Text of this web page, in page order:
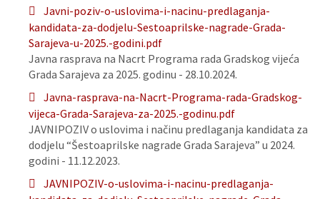
Javni-poziv-o-uslovima-i-nacinu-predlaganja-
kandidata-za-dodjelu-Sestoaprilske-nagrade-Grada-
Sarajeva-u-2025.-godini.pdf
Javna rasprava na Nacrt Programa rada Gradskog vijeća
Grada Sarajeva za 2025. godinu - 28.10.2024.
Javna-rasprava-na-Nacrt-Programa-rada-Gradskog-
vijeca-Grada-Sarajeva-za-2025.-godinu.pdf
JAVNIPOZIV o uslovima i načinu predlaganja kandidata za
dodjelu “Šestoaprilske nagrade Grada Sarajeva” u 2024.
godini - 11.12.2023.
JAVNIPOZIV-o-uslovima-i-nacinu-predlaganja-